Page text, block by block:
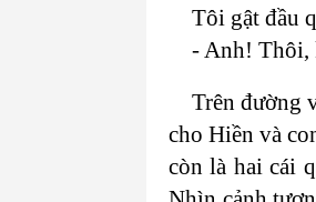
Tôi gật đầu
- Anh! Thôi,
Trên đường
cho Hiền và
còn là hai cái